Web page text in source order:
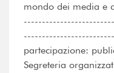
mondo dei media e
partecipazione:
Segreteria